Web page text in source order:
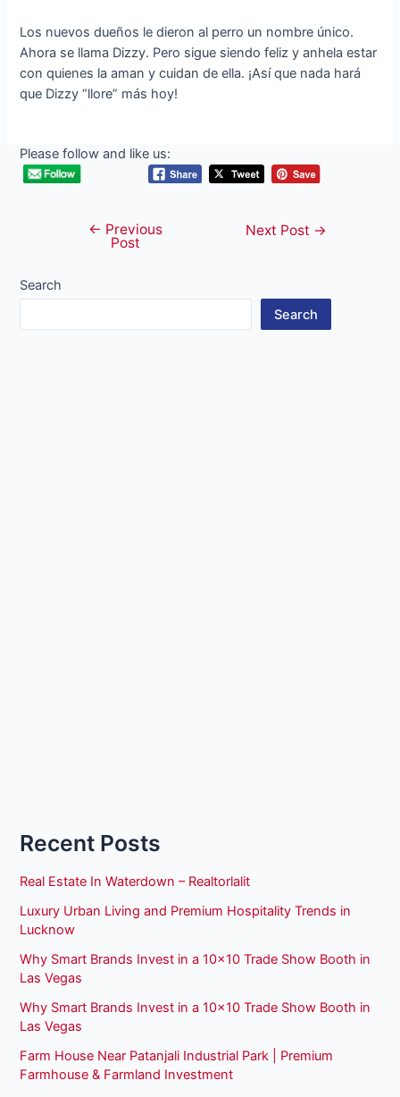
Los nuevos dueños le dieron al perro un nombre único.
Ahora se llama Dizzy. Pero sigue siendo feliz y anhela estar
con quienes la aman y cuidan de ella. ¡Así que nada hará
que Dizzy “llore” más hoy!
Please follow and like us:
navigation
← Previous
Post
Next Post →
Search
Search
Recent Posts
Real Estate In Waterdown – Realtorlalit
Luxury Urban Living and Premium Hospitality Trends in
Lucknow
Why Smart Brands Invest in a 10×10 Trade Show Booth in
Las Vegas
Why Smart Brands Invest in a 10×10 Trade Show Booth in
Las Vegas
Farm House Near Patanjali Industrial Park | Premium
Farmhouse & Farmland Investment